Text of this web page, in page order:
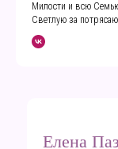
Милости и всю
Светлую за
Елена